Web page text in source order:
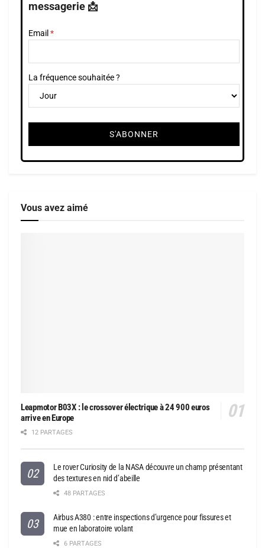
messagerie 📩
Email
La fréquence souhaitée ?
Vous avez aimé
Leapmotor B03X : le crossover électrique à 24 900 euros
arrive en Europe
12 PARTAGES
Le rover Curiosity de la NASA découvre un champ présentant
des textures en nid d’abeille
48 PARTAGES
Airbus A380 : entre inspections d’urgence pour fissures et
mue en laboratoire volant
6 PARTAGES